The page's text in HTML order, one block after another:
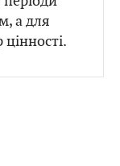
а для